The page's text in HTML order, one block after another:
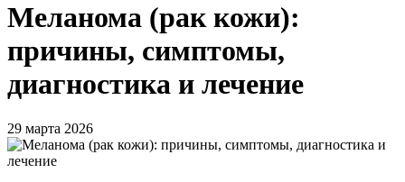
Меланома (рак кожи):
причины, симптомы,
диагностика и лечение
29 марта 2026